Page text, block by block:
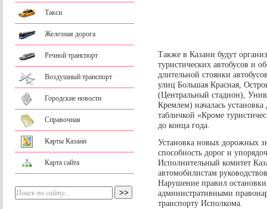
Такси
Железная дорога
Речной транспорт
Воздушный транспорт
Городские новости
Справочная
Карты Казани
Карта сайта
Также в Казани будут
туристических автобусов и
длительной стоянки
улиц Большая Красная,
(Центральный стадион),
Кремлем) началась
табличкой «Кроме
до конца года.
Установка новых дорожных
способность дорог и
Исполнительный комитет
автомобилистам
Нарушение правил
административными
транспорту Исполкома.